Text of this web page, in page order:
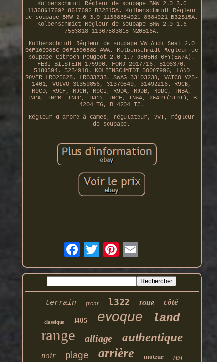
Kolbenschmidt Régleur de soupape BMW 2.0 3.0
11368617692 8617692 B32S15A. Kolbenschmidt Régleur
de soupape BMW 2.0 3.0 11368684921 8684921 B32S15A.
Kolbenschmidt Régleur de soupape BMW 2.0 1.6
7583818 11367583818 N20B16A.
Kolbenschmidt Régleur de soupape VW Audi Seat 2.0
06F109088C 06F109088G AWA. Kolbenschmidt Régleur de
soupape Citroën Peugeot 2.0 1.7 0805H8 6FY(EW7A).
FEBI BILSTEIN 175990, FORD 2017716, 5106370,
5180594, 5234910. KOLBENSCHMIDT 50007996, LAND
ROVER LR025628, LR033733. SWAG 33103230, VAICO V25-
1401, VOLVO 31359856, 31370849, 31492216. R9CB,
R9CD, R9CF, R9CH, R9CI, R9DA, R9DB, R9DC, TNBA,
TNCA, TNCB. TNCC, TNCD, TNCF, TNWA, 204PT(GTDI), B
4204 T6, B 4204 T7.
Régleur d'arbre à cames, régulateur, VVT, régleur
de soupape.
terrain front l322 roue côté
classique l405 evoque land
range alliage authentique
noir plage arrière moteur l494